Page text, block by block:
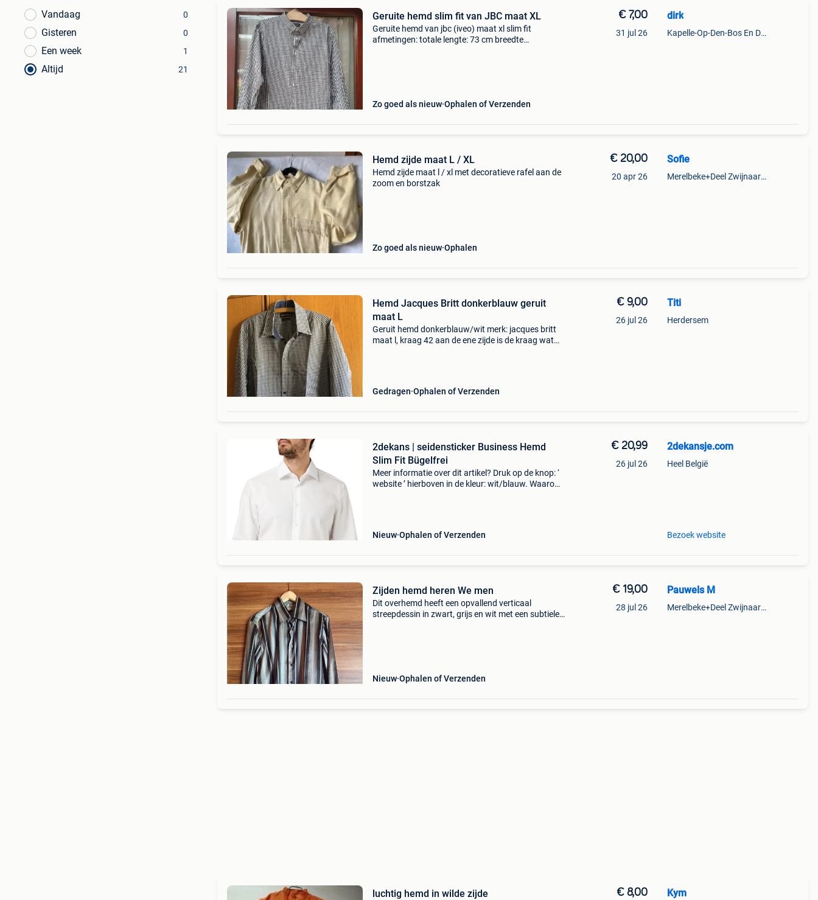
Vandaag
0
Gisteren 0
Een week 1
Altijd 21
Geruite hemd slim fit van JBC maat XL
Geruite hemd van jbc (iveo) maat xl slim fit
afmetingen: totale lengte: 73 cm breedte
Zo goed als nieuw Ophalen of Verzenden
€ 7,00
31 jul 26
dirk
Kapelle-Op-Den-Bos En Deel Van Zemst
Hemd zijde maat L / XL
Hemd zijde maat l / xl met decoratieve rafel aan de
zoom en borstzak
Zo goed als nieuw Ophalen
€ 20,00
20 apr 26
Sofie
Merelbeke+Deel Zwijnaarde
Hemd Jacques Britt donkerblauw geruit
maat L
Geruit hemd donkerblauw/wit merk: jacques britt
maat l, kraag 42 aan de ene zijde is de kraag wat
Gedragen Ophalen of Verzenden
€ 9,00
26 jul 26
Titi
Herdersem
2dekans | seidensticker Business Hemd
Slim Fit Bügelfrei
Meer informatie over dit artikel? Druk op de knop: ‘
website ’ hierboven in de kleur: wit/blauw. Waarom
Nieuw Ophalen of Verzenden
€ 20,99
26 jul 26
2dekansje.com
Heel België
Bezoek website
Zijden hemd heren We men
Dit overhemd heeft een opvallend verticaal
streepdessin in zwart, grijs en wit met een subtiele
Nieuw Ophalen of Verzenden
€ 19,00
28 jul 26
Pauwels M
Merelbeke+Deel Zwijnaarde
luchtig hemd in wilde zijde € 8,00 Kym